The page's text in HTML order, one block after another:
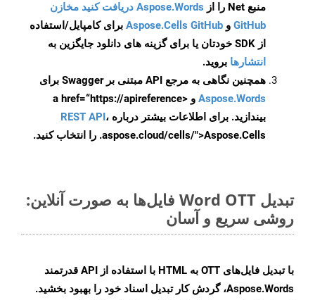
منبع Net را از
Aspose.Words دریافت کنید مخازن
GitHub و Aspose.Cells GitHub برای کامپایل/استفاده
از SDK خودتان یا برای گزینه های دانلود جایگزین به
انتشارها بروید.
همچنین نگاهی به مرجع API مبتنی بر Swagger برای
Aspose.Words
و <a href=“https://apireference
بیندازید. برای اطلاعات بیشتر درباره REST API،
.aspose.cloud/cells/">Aspose.Cells را انتخاب کنید.
تبدیل Word OTT فایل‌ها به صورت آنلاین:
روشی سریع و آسان
با تبدیل فایل‌های OTT به HTML با استفاده از API قدرتمند
Aspose.Words، گردش کار تبدیل اسناد خود را بهبود بخشید.